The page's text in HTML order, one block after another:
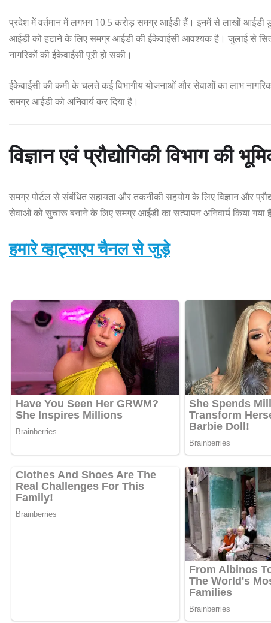
प्रदेश में वर्तमान में लगभग 10.5 करोड़ समग्र आईडी हैं। इनमें से लाखों आईडी
आईडी को हटाने के लिए समग्र आईडी की ईकेवाईसी आवश्यक है। जुलाई से
नागरिकों की ईकेवाईसी पूरी हो सकी।
ईकेवाईसी की कमी के चलते कई विभागीय योजनाओं और सेवाओं का लाभ
समग्र आईडी को अनिवार्य कर दिया है।
विज्ञान एवं प्रौद्योगिकी विभाग की
समग्र पोर्टल से संबंधित सहायता और तकनीकी सहयोग के लिए विज्ञान और
सेवाओं को सुचारू बनाने के लिए समग्र आईडी का सत्यापन अनिवार्य किया गया
हमारे व्हाट्सएप चैनल से जुड़े